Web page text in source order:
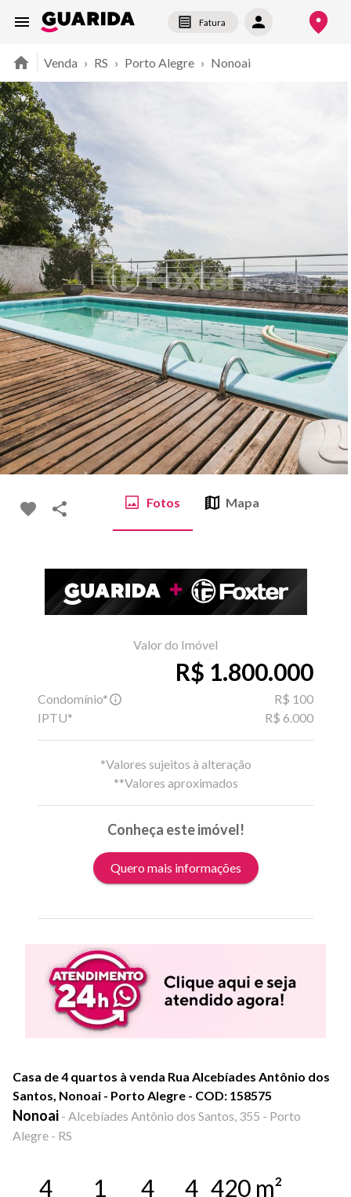
Fatura
Venda › RS › Porto Alegre › Nonoai
Fotos Mapa
Valor do Imóvel
R$ 1.800.000
Condomínio*
R$ 100
IPTU*
R$ 6.000
*Valores sujeitos à alteração
**Valores aproximados
Conheça este imóvel!
Quero mais informações
Casa de 4 quartos à venda Rua Alcebíades Antônio dos
Santos, Nonoai - Porto Alegre - COD: 158575
Nonoai - Alcebíades Antônio dos Santos, 355 - Porto
Alegre - RS
4 1 4 4 420 m²